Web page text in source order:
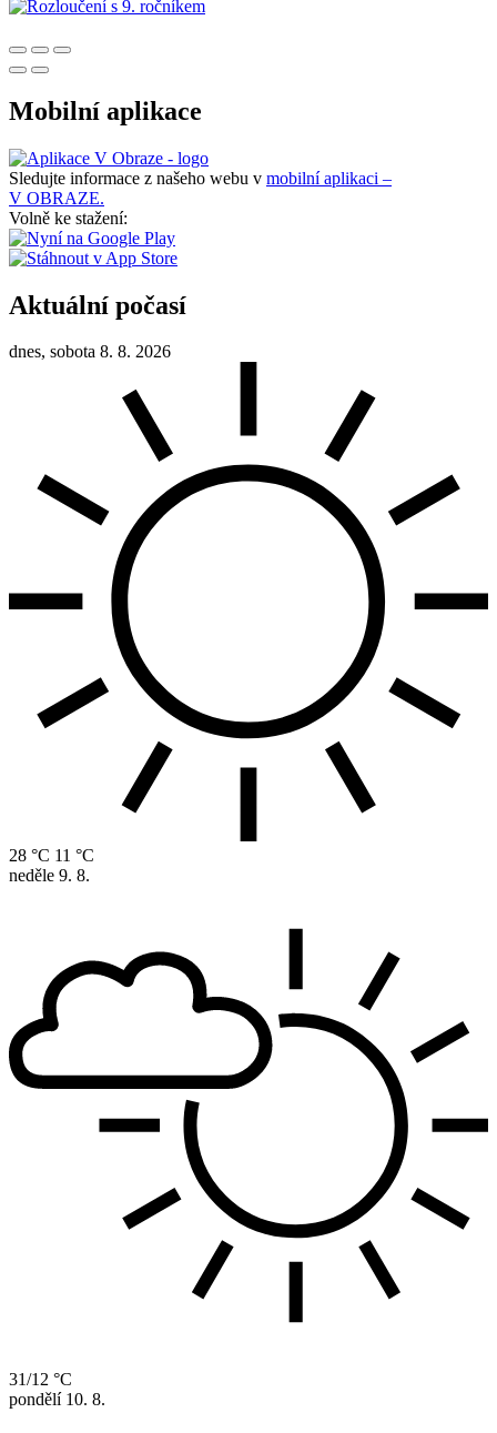
Mobilní aplikace
Sledujte informace z našeho webu v mobilní aplikaci –
V OBRAZE.
Volně ke stažení:
Aktuální počasí
dnes, sobota 8. 8. 2026
28 °C 11 °C
neděle 9. 8.
31/12 °C
pondělí 10. 8.